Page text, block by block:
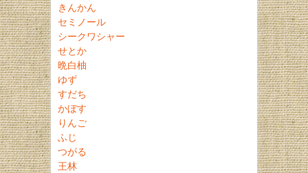
きんかん
セミノール
シークワシャー
せとか
晩白柚
ゆず
すだち
かぼす
りんご
ふじ
つがる
王林